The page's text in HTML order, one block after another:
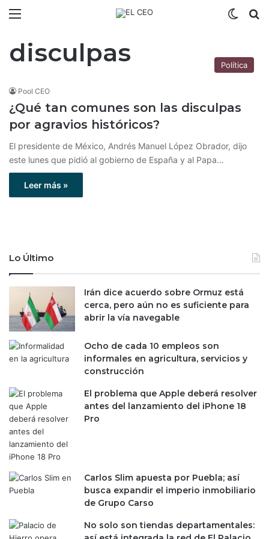
disculpas Política
Pool CEO
¿Qué tan comunes son las disculpas
por agravios históricos?
El presidente de México, Andrés Manuel López Obrador, dijo
este lunes que pidió al gobierno de España y al Papa…
Leer más »
Lo Último
Irán dice acuerdo sobre Ormuz está
cerca, pero aún no es suficiente para
abrir la vía navegable
Ocho de cada 10 empleos son
informales en agricultura, servicios y
construcción
El problema que Apple deberá resolver
antes del lanzamiento del iPhone 18
Pro
Carlos Slim apuesta por Puebla; así
busca expandir el imperio inmobiliario
de Grupo Carso
No solo son tiendas departamentales: